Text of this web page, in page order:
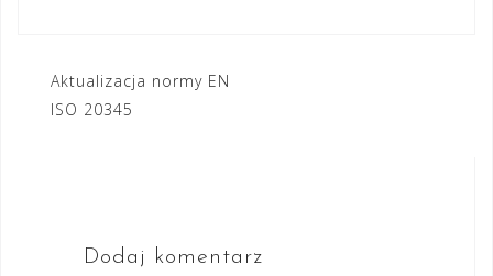
Nawigacja
wpisu
Aktualizacja normy EN
ISO 20345
Dodaj komentarz